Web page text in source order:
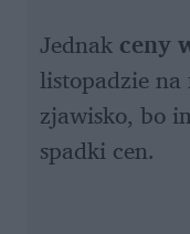
Jednak ceny
listopadzie
zjawisko, bo
spadki cen.